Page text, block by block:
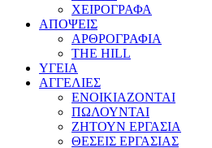
ΧΕΙΡΟΓΡΑΦΑ
ΑΠΟΨΕΙΣ
ΑΡΘΡΟΓΡΑΦΙΑ
THE HILL
ΥΓΕΙΑ
ΑΓΓΕΛΙΕΣ
ΕΝΟΙΚΙΑΖΟΝΤΑΙ
ΠΩΛΟΥΝΤΑΙ
ΖΗΤΟΥΝ ΕΡΓΑΣΙΑ
ΘΕΣΕΙΣ ΕΡΓΑΣΙΑΣ